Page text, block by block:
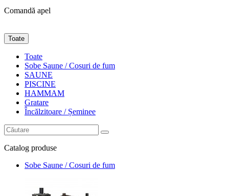
Comandă apel
Toate
Toate
Sobe Saune / Cosuri de fum
SAUNE
PISCINE
HAMMAM
Gratare
Încălzitoare / Șeminee
Catalog produse
Sobe Saune / Cosuri de fum